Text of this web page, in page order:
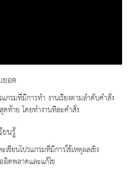
อด
กรมที่มีการทำ งานเรียงตามลำดับคำสั่ง
ดท้าย โดยทำงานทีละคำสั่ง
ยนรู้
ยนโปรแกรมที่มีการใช้เหตุผลเชิง
ผิดพลาดและแก้ไข